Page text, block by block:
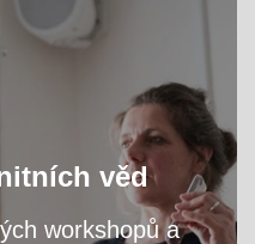
věd
workshopů a
filozofie a navštivte
našich odborníků.